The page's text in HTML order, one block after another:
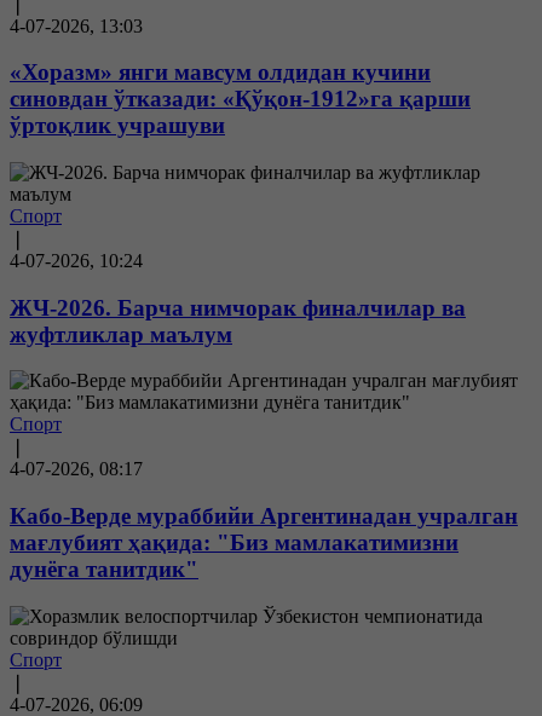
4-07-2026, 13:03
«Хоразм» янги мавсум олдидан кучини
синовдан ўтказади: «Қўқон-1912»га қарши
ўртоқлик учрашуви
Спорт
4-07-2026, 10:24
ЖЧ-2026. Барча нимчорак финалчилар ва
жуфтликлар маълум
Спорт
4-07-2026, 08:17
Кабо-Верде мураббийи Аргентинадан учралган
мағлубият ҳақида: "Биз мамлакатимизни
дунёга танитдик"
Спорт
4-07-2026, 06:09